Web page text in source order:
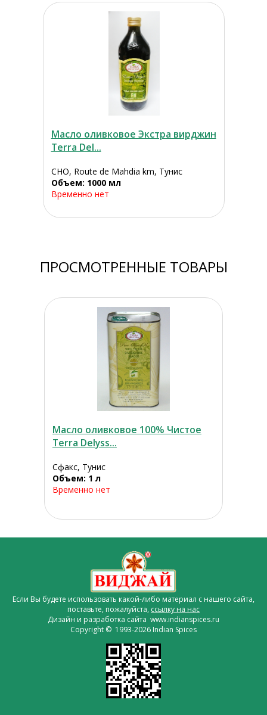
Масло оливковое Экстра вирджин
Terra Del...
CHO, Route de Mahdia km, Тунис
Объем: 1000 мл
Временно нет
ПРОСМОТРЕННЫЕ ТОВАРЫ
Масло оливковое 100% Чистое
Terra Delyss...
Сфакс, Тунис
Объем: 1 л
Временно нет
Если Вы будете использовать какой-либо материал с нашего сайта,
поставьте, пожалуйста, ссылку на нас
Дизайн и разработка сайта www.indianspices.ru
Copyright © 1993-2026 Indian Spices